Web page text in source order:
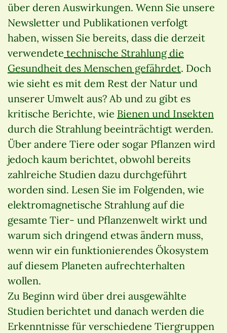
über deren Auswirkungen. Wenn Sie unsere
Newsletter und Publikationen verfolgt
haben, wissen Sie bereits, dass die derzeit
verwendete technische Strahlung die
Gesundheit des Menschen gefährdet. Doch
wie sieht es mit dem Rest der Natur und
unserer Umwelt aus? Ab und zu gibt es
kritische Berichte, wie Bienen und Insekten
durch die Strahlung beeinträchtigt werden.
Über andere Tiere oder sogar Pflanzen wird
jedoch kaum berichtet, obwohl bereits
zahlreiche Studien dazu durchgeführt
worden sind. Lesen Sie im Folgenden, wie
elektromagnetische Strahlung auf die
gesamte Tier- und Pflanzenwelt wirkt und
warum sich dringend etwas ändern muss,
wenn wir ein funktionierendes Ökosystem
auf diesem Planeten aufrechterhalten
wollen.
Zu Beginn wird über drei ausgewählte
Studien berichtet und danach werden die
Erkenntnisse für verschiedene Tiergruppen